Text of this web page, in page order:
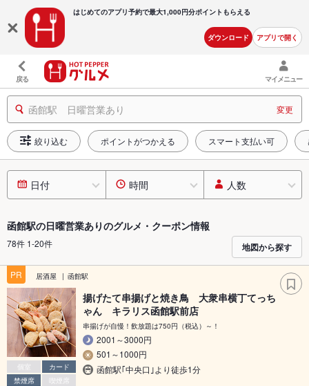
はじめてのアプリ予約で最大1,000円分ポイントもらえる
ダウンロード アプリで開く
戻る マイメニュー
函館駅 日曜営業あり 変更
絞り込む ポイントがつかえる スマート支払い可
日付 時間 人数
函館駅の日曜営業ありのグルメ・クーポン情報
78件 1-20件 地図から探す
PR 居酒屋 函館駅
個室
カード
禁煙席
喫煙席
揚げたて串揚げと焼き鳥 大衆串横丁てっち
ゃん キラリス函館駅前店
串揚げが自慢！飲放題は750円（税込）～！
2001～3000円
501～1000円
函館駅｢中央口｣より徒歩1分